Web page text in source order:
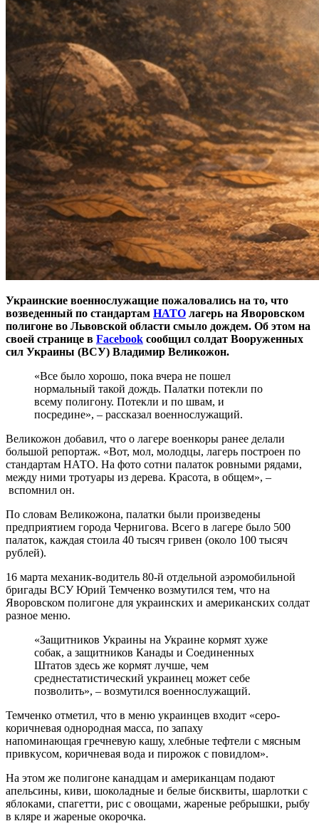
Украинские военнослужащие пожаловались на то, что
возведенный по стандартам НАТО лагерь на Яворовском
полигоне во Львовской области смыло дождем. Об этом на
своей странице в Facebook сообщил солдат Вооруженных
сил Украины (ВСУ) Владимир Великожон.
«Все было хорошо, пока вчера не пошел
нормальный такой дождь. Палатки потекли по
всему полигону. Потекли и по швам, и
посредине», – рассказал военнослужащий.
Великожон добавил, что о лагере военкоры ранее делали
большой репортаж. «Вот, мол, молодцы, лагерь построен по
стандартам НАТО. На фото сотни палаток ровными рядами,
между ними тротуары из дерева. Красота, в общем», –
вспомнил он.
По словам Великожона, палатки были произведены
предприятием города Чернигова. Всего в лагере было 500
палаток, каждая стоила 40 тысяч гривен (около 100 тысяч
рублей).
16 марта механик-водитель 80-й отдельной аэромобильной
бригады ВСУ Юрий Темченко возмутился тем, что на
Яворовском полигоне для украинских и американских солдат
разное меню.
«Защитников Украины на Украине кормят хуже
собак, а защитников Канады и Соединенных
Штатов здесь же кормят лучше, чем
среднестатистический украинец может себе
позволить», – возмутился военнослужащий.
Темченко отметил, что в меню украинцев входит «серо-
коричневая однородная масса, по запаху
напоминающая гречневую кашу, хлебные тефтели с мясным
привкусом, коричневая вода и пирожок с повидлом».
На этом же полигоне канадцам и американцам подают
апельсины, киви, шоколадные и белые бисквиты, шарлотки с
яблоками, спагетти, рис с овощами, жареные ребрышки, рыбу
в кляре и жареные окорочка.